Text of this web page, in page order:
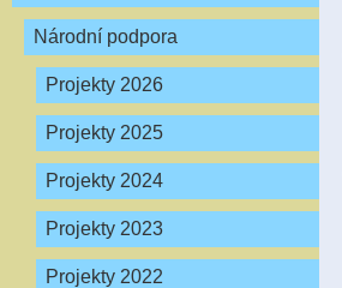
Národní podpora
Projekty 2026
Projekty 2025
Projekty 2024
Projekty 2023
Projekty 2022